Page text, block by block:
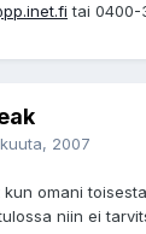
tai 0400-
2007
omani
niin ei